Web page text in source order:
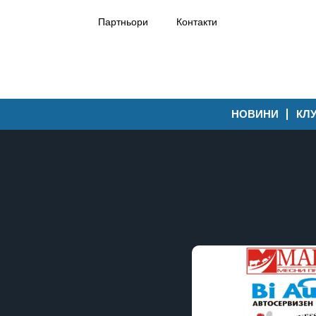
Партньори Контакти
НОВИНИ